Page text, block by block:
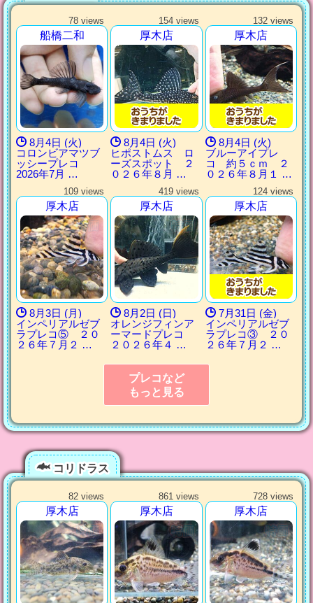
78 views
船橋二和
8月4日 (火)
コロンビアマツブ
ッシープレコ
2026年7月 …
154 views
厚木店
8月4日 (火)
ヒポストムス ロ
ーズスポット ２
０２６年８月 …
132 views
厚木店
8月4日 (火)
ブルーアイプレ
コ 約５ｃｍ ２
０２６年８月１ …
109 views
厚木店
8月3日 (月)
インペリアルゼブ
ラプレコ⑤ ２０
２６年７月２ …
419 views
厚木店
8月2日 (日)
オレンジフィンア
ーマードプレコ
２０２６年４ …
124 views
厚木店
7月31日 (金)
インペリアルゼブ
ラプレコ③ ２０
２６年７月２ …
プレコなど
もっと見る
コリドラス
82 views
厚木店
861 views
厚木店
728 views
厚木店